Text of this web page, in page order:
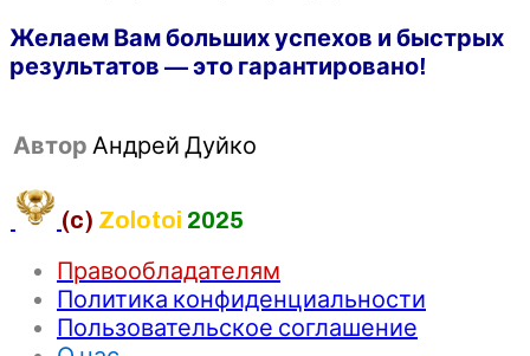
Желаем Вам больших успехов и быстрых
результатов — это гарантировано!
Автор Андрей Дуйко
(c) Zolotoi 2025
Правообладателям
Политика конфиденциальности
Пользовательское соглашение